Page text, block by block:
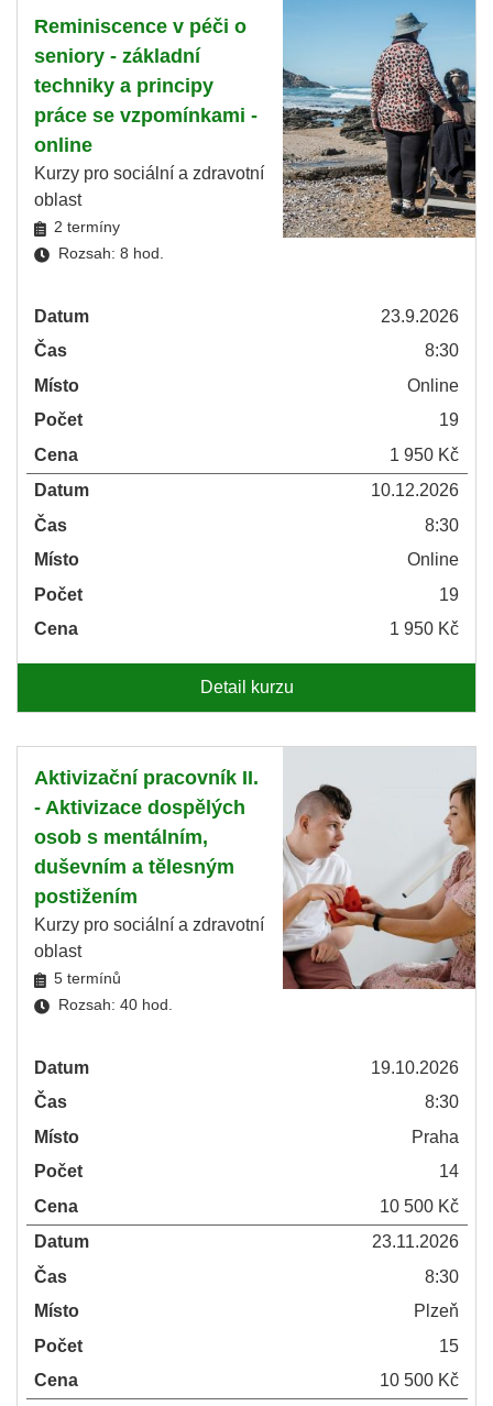
Reminiscence v péči o
seniory - základní
techniky a principy
práce se vzpomínkami -
online
Kurzy pro sociální a zdravotní
oblast
2 termíny
Rozsah: 8 hod.
Datum
23.9.2026
Čas
8:30
Místo
Online
Počet
19
Cena
1 950 Kč
Datum
10.12.2026
Čas
8:30
Místo
Online
Počet
19
Cena
1 950 Kč
Detail kurzu
Aktivizační pracovník II.
- Aktivizace dospělých
osob s mentálním,
duševním a tělesným
postižením
Kurzy pro sociální a zdravotní
oblast
5 termínů
Rozsah: 40 hod.
Datum
19.10.2026
Čas
8:30
Místo
Praha
Počet
14
Cena
10 500 Kč
Datum
23.11.2026
Čas
8:30
Místo
Plzeň
Počet
15
Cena
10 500 Kč